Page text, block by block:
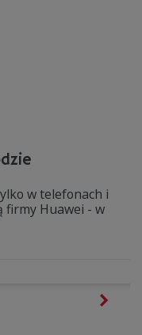
w telefonach i
firmy Huawei - w